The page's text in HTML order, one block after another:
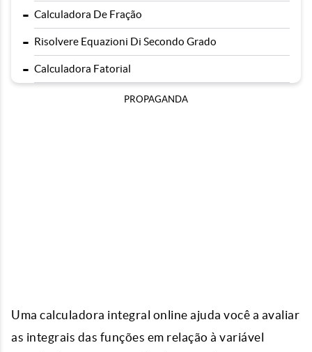
- Calculadora De Fração
- Risolvere Equazioni Di Secondo Grado
- Calculadora Fatorial
PROPAGANDA
Uma calculadora integral online ajuda você a avaliar
as integrais das funções em relação à variável